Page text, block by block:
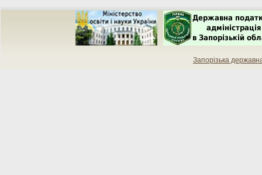
Запорізька